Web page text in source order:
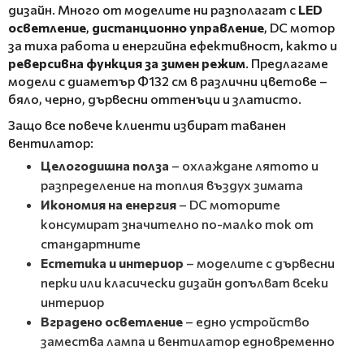
дизайн. Много от моделите ни разполагат с LED
осветление, дистанционно управление, DC мотор
за тиха работа и енергийна ефективност, както и
реверсивна функция за зимен режим . Предлагаме
модели с диаметър Ф132 см в различни цветове –
бяло, черно, дървесни оттенъци и златисто.
Защо все повече клиенти избират таванен
вентилатор:
Целогодишна полза – охлаждане лятото и
разпределение на топлия въздух зимата
Икономия на енергия – DC моторите
консумират значително по-малко ток от
стандартните
Естетика и интериор – моделите с дървесни
перки или класически дизайн допълват всеки
интериор
Вградено осветление – едно устройство
замества лампа и вентилатор едновременно